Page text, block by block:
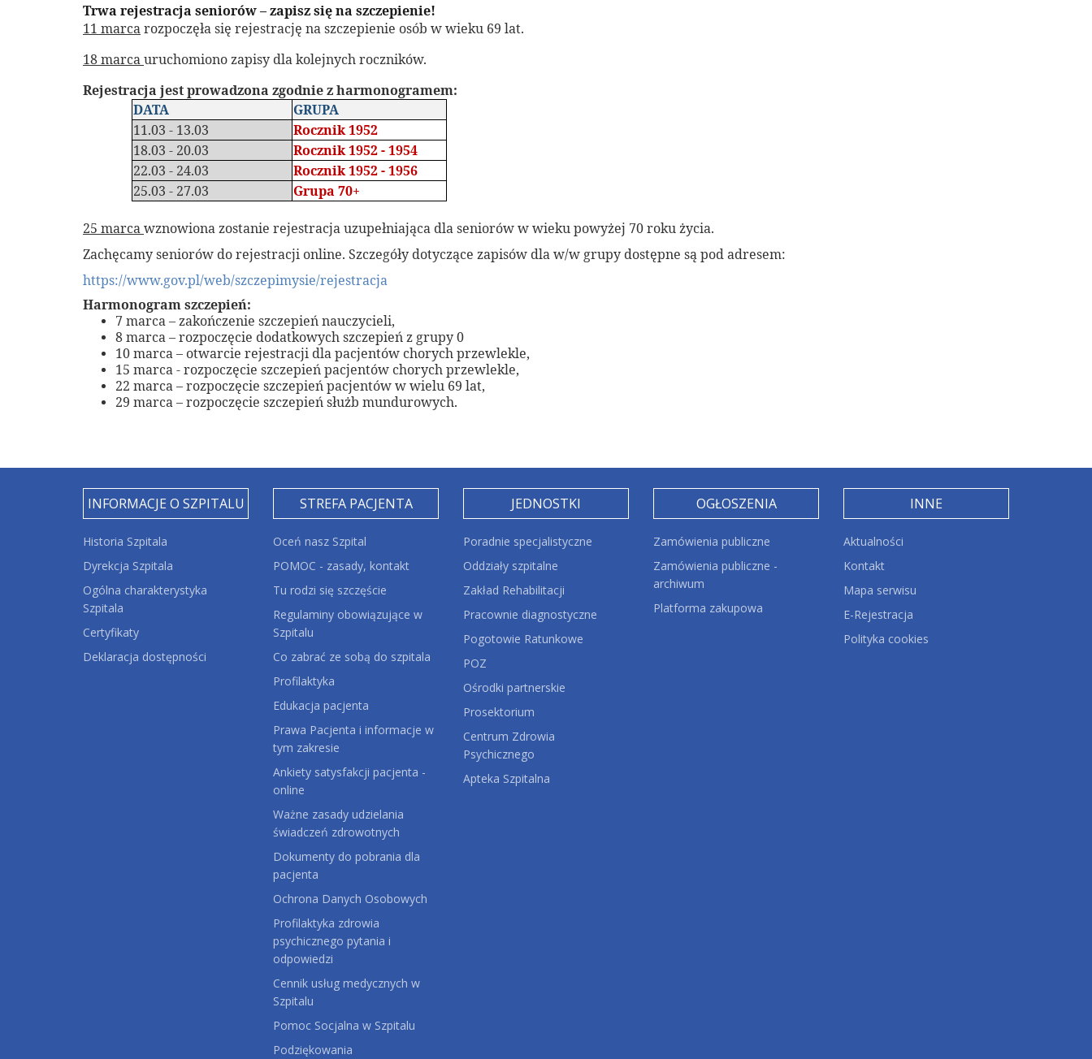
Trwa rejestracja seniorów – zapisz się na szczepienie!
11 marcarozpoczęła się rejestrację na szczepienie osób w wieku 69 lat.
18 marcauruchomiono zapisy dla kolejnych roczników.
Rejestracja jest prowadzona zgodnie z harmonogramem:
DATA
GRUPA
11.03 - 13.03
Rocznik 1952
18.03 - 20.03
Rocznik 1952 - 1954
22.03 - 24.03
Rocznik 1952 - 1956
25.03 - 27.03
Grupa 70+
25 marcawznowiona zostanie rejestracja uzupełniająca dla seniorów w wieku powyżej 70 roku życia.
Zachęcamy seniorów do rejestracji online. Szczegóły dotyczące zapisów dla w/w grupy dostępne są pod adresem:
https://www.gov.pl/web/szczepimysie/rejestracja
Harmonogram szczepień:
7 marca – zakończenie szczepień nauczycieli,
8 marca – rozpoczęcie dodatkowych szczepień z grupy 0
10 marca – otwarcie rejestracji dla pacjentów chorych przewlekle,
15 marca - rozpoczęcie szczepień pacjentów chorych przewlekle,
22 marca – rozpoczęcie szczepień pacjentów w wielu 69 lat,
29 marca – rozpoczęcie szczepień służb mundurowych.
INFORMACJE O SZPITALU
Historia Szpitala
Dyrekcja Szpitala
Ogólna charakterystyka
Szpitala
Certyfikaty
Deklaracja dostępności
STREFA PACJENTA
Oceń nasz Szpital
POMOC - zasady, kontakt
Tu rodzi się szczęście
Regulaminy obowiązujące w
Szpitalu
Co zabrać ze sobą do szpitala
Profilaktyka
Edukacja pacjenta
Prawa Pacjenta i informacje w
tym zakresie
Ankiety satysfakcji pacjenta -
online
Ważne zasady udzielania
świadczeń zdrowotnych
Dokumenty do pobrania dla
pacjenta
Ochrona Danych Osobowych
Profilaktyka zdrowia
psychicznego pytania i
odpowiedzi
Cennik usług medycznych w
Szpitalu
Pomoc Socjalna w Szpitalu
Podziękowania
JEDNOSTKI
Poradnie specjalistyczne
Oddziały szpitalne
Zakład Rehabilitacji
Pracownie diagnostyczne
Pogotowie Ratunkowe
POZ
Ośrodki partnerskie
Prosektorium
Centrum Zdrowia
Psychicznego
Apteka Szpitalna
OGŁOSZENIA
Zamówienia publiczne
Zamówienia publiczne -
archiwum
Platforma zakupowa
INNE
Aktualności
Kontakt
Mapa serwisu
E-Rejestracja
Polityka cookies